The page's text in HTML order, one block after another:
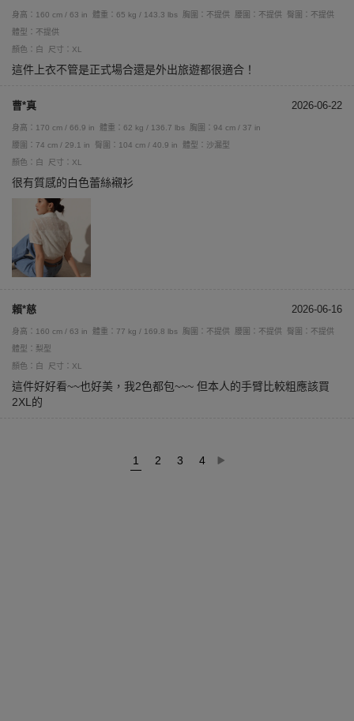
身高：160 cm / 63 in 體重：65 kg / 143.3 lbs 胸圍：不提供 腰圍：不提供
臀圍：不提供
體型：不提供
顏色：白
尺寸：XL
這件上衣不管是正式場合還是外出旅遊都很適合！
曹*真 2026-06-22
身高：170 cm / 66.9 in 體重：62 kg / 136.7 lbs
胸圍：94 cm / 37 in
腰圍：74 cm / 29.1 in
臀圍：104 cm / 40.9 in
體型：沙漏型
顏色：白
尺寸：XL
很有質感的白色蕾絲襯衫
賴*慈 2026-06-16
身高：160 cm / 63 in 體重：77 kg / 169.8 lbs 胸圍：不提供 腰圍：不提供
臀圍：不提供
體型：梨型
顏色：白
尺寸：XL
這件好好看~~也好美，我2色都包~~~ 但本人的手臂比較粗應該買
2XL的
1 2 3 4